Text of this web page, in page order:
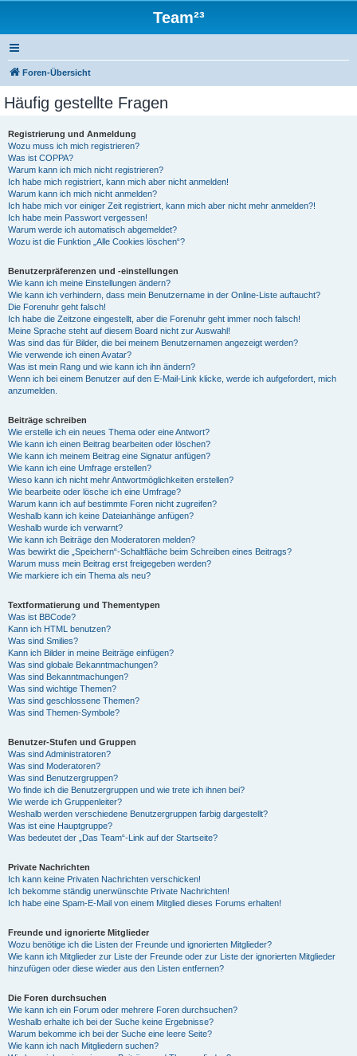
Team²³
Foren-Übersicht
Häufig gestellte Fragen
Registrierung und Anmeldung
Wozu muss ich mich registrieren?
Was ist COPPA?
Warum kann ich mich nicht registrieren?
Ich habe mich registriert, kann mich aber nicht anmelden!
Warum kann ich mich nicht anmelden?
Ich habe mich vor einiger Zeit registriert, kann mich aber nicht mehr anmelden?!
Ich habe mein Passwort vergessen!
Warum werde ich automatisch abgemeldet?
Wozu ist die Funktion „Alle Cookies löschen“?
Benutzerpräferenzen und -einstellungen
Wie kann ich meine Einstellungen ändern?
Wie kann ich verhindern, dass mein Benutzername in der Online-Liste auftaucht?
Die Forenuhr geht falsch!
Ich habe die Zeitzone eingestellt, aber die Forenuhr geht immer noch falsch!
Meine Sprache steht auf diesem Board nicht zur Auswahl!
Was sind das für Bilder, die bei meinem Benutzernamen angezeigt werden?
Wie verwende ich einen Avatar?
Was ist mein Rang und wie kann ich ihn ändern?
Wenn ich bei einem Benutzer auf den E-Mail-Link klicke, werde ich aufgefordert, mich
anzumelden.
Beiträge schreiben
Wie erstelle ich ein neues Thema oder eine Antwort?
Wie kann ich einen Beitrag bearbeiten oder löschen?
Wie kann ich meinem Beitrag eine Signatur anfügen?
Wie kann ich eine Umfrage erstellen?
Wieso kann ich nicht mehr Antwortmöglichkeiten erstellen?
Wie bearbeite oder lösche ich eine Umfrage?
Warum kann ich auf bestimmte Foren nicht zugreifen?
Weshalb kann ich keine Dateianhänge anfügen?
Weshalb wurde ich verwarnt?
Wie kann ich Beiträge den Moderatoren melden?
Was bewirkt die „Speichern“-Schaltfläche beim Schreiben eines Beitrags?
Warum muss mein Beitrag erst freigegeben werden?
Wie markiere ich ein Thema als neu?
Textformatierung und Thementypen
Was ist BBCode?
Kann ich HTML benutzen?
Was sind Smilies?
Kann ich Bilder in meine Beiträge einfügen?
Was sind globale Bekanntmachungen?
Was sind Bekanntmachungen?
Was sind wichtige Themen?
Was sind geschlossene Themen?
Was sind Themen-Symbole?
Benutzer-Stufen und Gruppen
Was sind Administratoren?
Was sind Moderatoren?
Was sind Benutzergruppen?
Wo finde ich die Benutzergruppen und wie trete ich ihnen bei?
Wie werde ich Gruppenleiter?
Weshalb werden verschiedene Benutzergruppen farbig dargestellt?
Was ist eine Hauptgruppe?
Was bedeutet der „Das Team“-Link auf der Startseite?
Private Nachrichten
Ich kann keine Privaten Nachrichten verschicken!
Ich bekomme ständig unerwünschte Private Nachrichten!
Ich habe eine Spam-E-Mail von einem Mitglied dieses Forums erhalten!
Freunde und ignorierte Mitglieder
Wozu benötige ich die Listen der Freunde und ignorierten Mitglieder?
Wie kann ich Mitglieder zur Liste der Freunde oder zur Liste der ignorierten Mitglieder
hinzufügen oder diese wieder aus den Listen entfernen?
Die Foren durchsuchen
Wie kann ich ein Forum oder mehrere Foren durchsuchen?
Weshalb erhalte ich bei der Suche keine Ergebnisse?
Warum bekomme ich bei der Suche eine leere Seite?
Wie kann ich nach Mitgliedern suchen?